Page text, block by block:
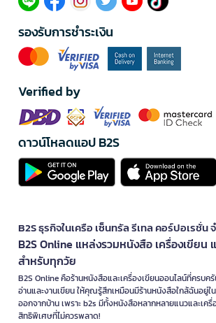
รองรับการชำระเงิน
Verified by
ดาวน์โหลดแอป B2S
B2S ธุรกิจในเครือ เซ็นทรัล รีเทล คอร์ปอเรชั่น
B2S Online แหล่งรวมหนังสือ เครื่องเขียน
สำหรับทุกวัย
B2S Online คือร้านหนังสือและเครื่องเขียนออนไลน์ที่ครบค
อ่านและงานเขียน ให้คุณรู้สึกเหมือนมีร้านหนังสือใกล้ฉันอยู่ใ
ออกจากบ้าน เพราะ b2s มีทั้งหนังสือหลากหลายแนวและเ
สิทธิพิเศษที่ไม่ควรพลาด!